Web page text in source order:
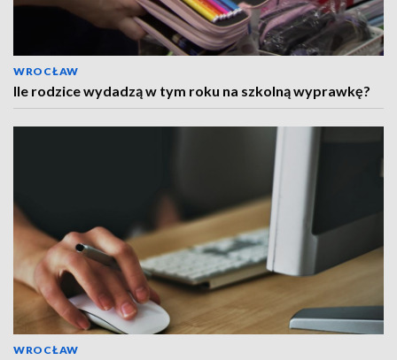
WROCŁAW
Ile rodzice wydadzą w tym roku na szkolną wyprawkę?
WROCŁAW